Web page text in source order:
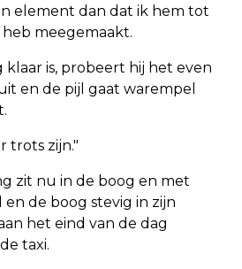
element dan dat ik hem tot
meegemaakt.
klaar is, probeert hij het even
en de pijl gaat warempel
trots zijn."
zit nu in de boog en met
de boog stevig in zijn
het eind van de dag
taxi.